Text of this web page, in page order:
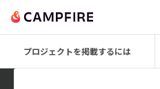
プロジェクトを掲載するには